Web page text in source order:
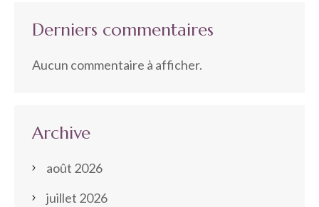
Derniers commentaires
Aucun commentaire à afficher.
Archive
août 2026
juillet 2026